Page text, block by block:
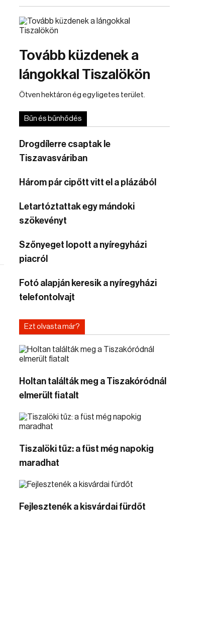
Tovább küzdenek a
lángokkal Tiszalökön
Ötven hektáron ég egy ligetes terület.
Bűn és bűnhődés
Drogdílerre csaptak le
Tiszavasváriban
Három pár cipőtt vitt el a plázából
Letartóztattak egy mándoki
szökevényt
Szőnyeget lopott a nyíregyházi
piacról
Fotó alapján keresik a nyíregyházi
telefontolvajt
Ezt olvasta már?
Holtan találták meg a Tiszakóródnál
elmerült fiatalt
Tiszalöki tűz: a füst még napokig
maradhat
Fejlesztenék a kisvárdai fürdőt